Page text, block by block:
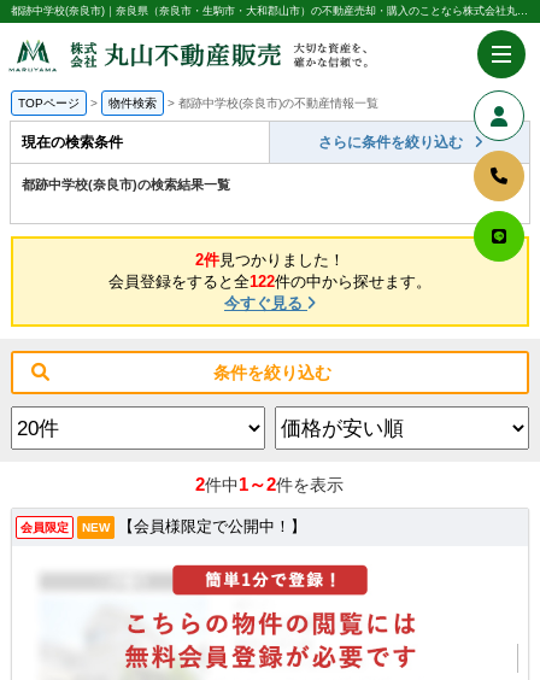
都跡中学校(奈良市)｜奈良県（奈良市・生駒市・大和郡山市）の不動産売却・購入のことなら株式会社丸山不動産販売
TOPページ 物件検索 都跡中学校(奈良市)の不動産情報一覧
現在の検索条件 さらに条件を絞り込む
都跡中学校(奈良市)の検索結果一覧
2件見つかりました！
会員登録をすると全122件の中から探せます。
今すぐ見る
条件を絞り込む
2件中1～2件を表示
会員限定 NEW 【会員様限定で公開中！】